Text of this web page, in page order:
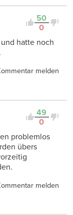
50
0
hatte noch
melden
49
0
problemlos
übers
melden